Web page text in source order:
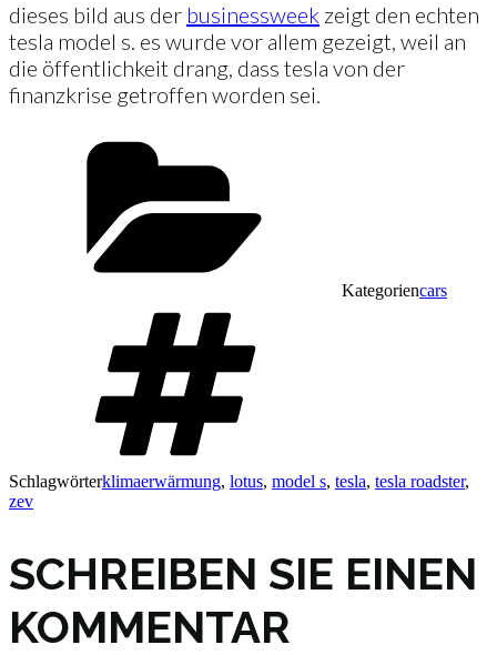
dieses bild aus der businessweek zeigt den echten
tesla model s. es wurde vor allem gezeigt, weil an
die öffentlichkeit drang, dass tesla von der
finanzkrise getroffen worden sei.
Kategoriencars
Schlagwörterklimaerwärmung, lotus, model s, tesla, tesla roadster,
zev
SCHREIBEN SIE EINEN
KOMMENTAR